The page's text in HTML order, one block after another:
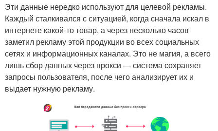
Эти данные нередко используют для целевой рекламы.
Каждый сталкивался с ситуацией, когда сначала искал в
интернете какой-то товар, а через несколько часов
заметил рекламу этой продукции во всех социальных
сетях и информационных каналах. Это не магия, а всего
лишь сбор данных через прокси — система сохраняет
запросы пользователя, после чего анализирует их и
выдает нужную рекламу.